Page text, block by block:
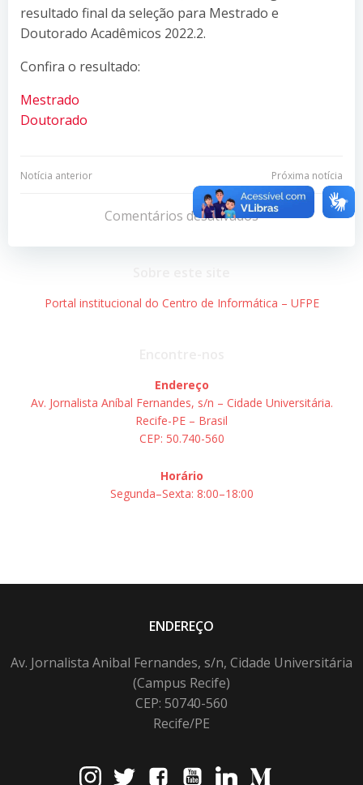
resultado final da seleção para Mestrado e
Doutorado Acadêmicos 2022.2.
Confira o resultado:
Mestrado
Doutorado
Navegação
Post
Notícia anterior
Navegação
de
Post
Próxima notícia
Comentários desativados
Portal institucional do Centro de Informática – UFPE
Endereço
Av. Jornalista Aníbal Fernandes, s/n – Cidade Universitária.
Recife-PE – Brasil
CEP: 50.740-560
Horário
Segunda–Sexta: 8:00–18:00
ENDEREÇO
Av. Jornalista Anibal Fernandes, s/n, Cidade Universitária
(Campus Recife)
CEP: 50740-560
Recife/PE